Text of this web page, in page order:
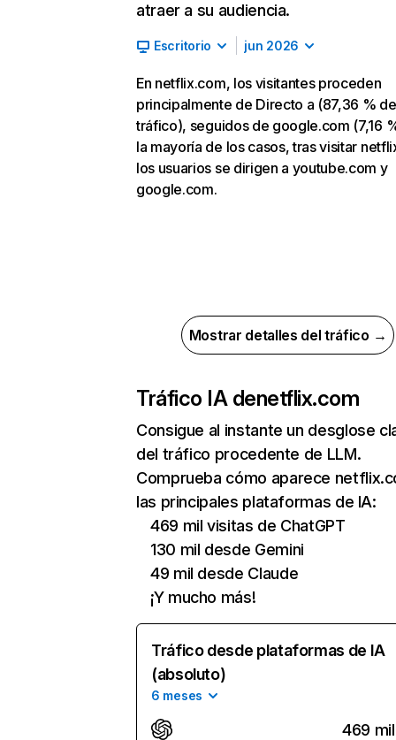
atraer a su audiencia.
Escritorio jun 2026
En netflix.com, los visitantes proceden
principalmente de Directo a (87,36 % de
tráfico), seguidos de google.com (7,16
la mayoría de los casos, tras visitar
los usuarios se dirigen a youtube.com y
google.com.
Mostrar detalles del tráfico →
Tráfico IA denetflix.com
Consigue al instante un desglose
del tráfico procedente de LLM.
Comprueba cómo aparece
las principales plataformas de IA:
469 mil visitas de ChatGPT
130 mil desde Gemini
49 mil desde Claude
¡Y mucho más!
Tráfico desde plataformas de IA
(absoluto)
6 meses
469 mil